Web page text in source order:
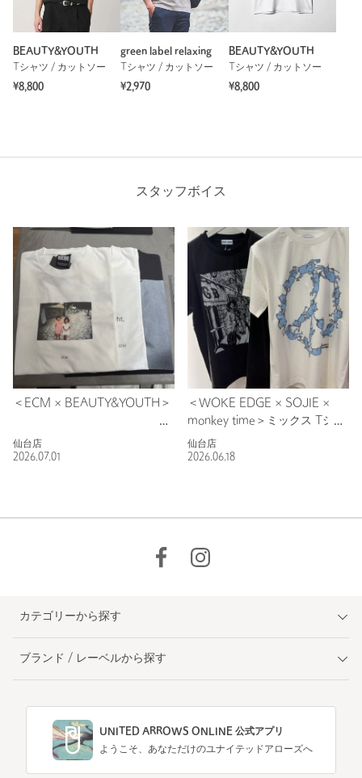
BEAUTY&YOUTH
Tシャツ / カットソー
¥8,800
green label relaxing
Tシャツ / カットソー
¥2,970
BEAUTY&YOUTH
Tシャツ / カットソー
¥8,800
スタッフボイス
＜ECM × BEAUTY&YOUTH＞
仙台店
2026.07.01
＜WOKE EDGE × SOJIE ×
monkey time＞ミックス Tシャ
ツ
仙台店
2026.06.18
カテゴリーから探す
ブランド / レーベルから探す
UNITED ARROWS ONLINE 公式アプリ
ようこそ、あなただけのユナイテッドアローズへ